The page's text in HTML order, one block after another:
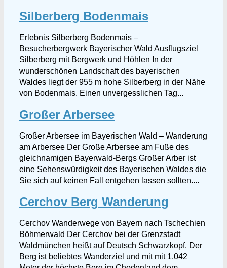
Silberberg Bodenmais
Erlebnis Silberberg Bodenmais –
Besucherbergwerk Bayerischer Wald Ausflugsziel
Silberberg mit Bergwerk und Höhlen In der
wunderschönen Landschaft des bayerischen
Waldes liegt der 955 m hohe Silberberg in der Nähe
von Bodenmais. Einen unvergesslichen Tag...
Großer Arbersee
Großer Arbersee im Bayerischen Wald – Wanderung
am Arbersee Der Große Arbersee am Fuße des
gleichnamigen Bayerwald-Bergs Großer Arber ist
eine Sehenswürdigkeit des Bayerischen Waldes die
Sie sich auf keinen Fall entgehen lassen sollten....
Cerchov Berg Wanderung
Cerchov Wanderwege von Bayern nach Tschechien
Böhmerwald Der Cerchov bei der Grenzstadt
Waldmünchen heißt auf Deutsch Schwarzkopf. Der
Berg ist beliebtes Wanderziel und mit mit 1.042